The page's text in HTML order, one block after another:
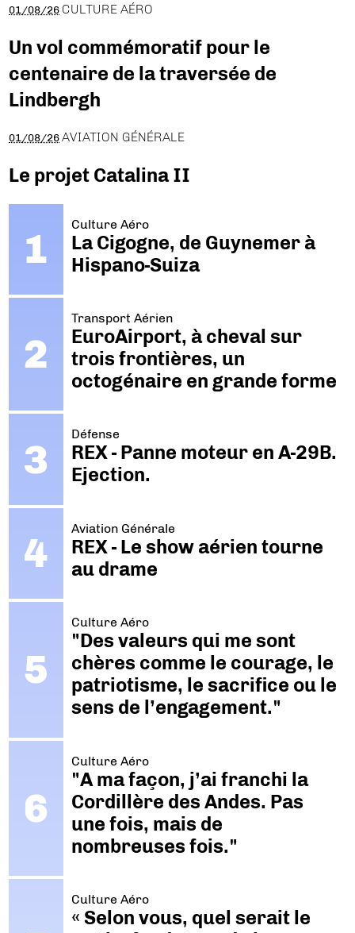
01/08/26 CULTURE AÉRO
Un vol commémoratif pour le
centenaire de la traversée de
Lindbergh
01/08/26 AVIATION GÉNÉRALE
Le projet Catalina II
Culture Aéro
La Cigogne, de Guynemer à
Hispano-Suiza
Transport Aérien
EuroAirport, à cheval sur
trois frontières, un
octogénaire en grande forme
Défense
REX - Panne moteur en A-29B.
Ejection.
Aviation Générale
REX - Le show aérien tourne
au drame
Culture Aéro
"Des valeurs qui me sont
chères comme le courage, le
patriotisme, le sacrifice ou le
sens de l’engagement."
Culture Aéro
"A ma façon, j’ai franchi la
Cordillère des Andes. Pas
une fois, mais de
nombreuses fois."
Culture Aéro
« Selon vous, quel serait le